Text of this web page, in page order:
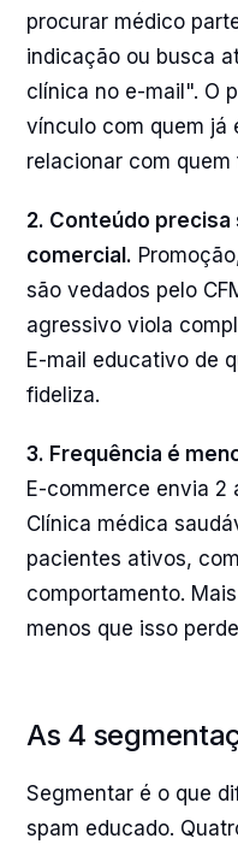
procurar médico
indicação ou busca
clínica no e-mail". O
vínculo com quem já
relacionar com
2. Conteúdo
comercial.
são vedados pelo
agressivo viola
E-mail educativo de
fideliza.
3. Frequência é
E-commerce envia 2
Clínica médica
pacientes ativos,
comportamento.
menos que isso
As 4
Segmentar é o que
spam educado.